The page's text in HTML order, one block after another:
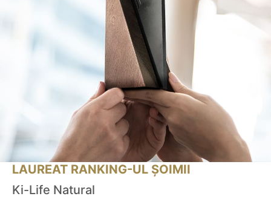
LAUREAT RANKING-UL ȘOIMII
Ki-Life Natural